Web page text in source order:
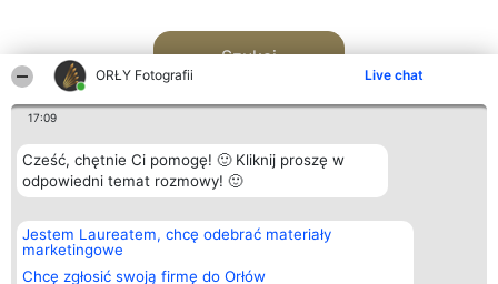
ORŁY Fotografii Live chat
17:09
Cześć, chętnie Ci pomogę! 🙂 Kliknij proszę w
odpowiedni temat rozmowy! 🙂
Jestem Laureatem, chcę odebrać materiały
marketingowe
Chcę zgłosić swoją firmę do Orłów
Szukaj
Organizator plebiscytu
Bright Side Solutions sp. z o.
o. sp. k.
ul. Ruska 22
Plebiscyt
Laureaci
wszystkich
Kontakt
Kontakt